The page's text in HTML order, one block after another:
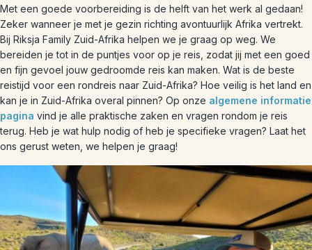
Met een goede voorbereiding is de helft van het werk al gedaan!
Zeker wanneer je met je gezin richting avontuurlijk Afrika vertrekt.
Bij Riksja Family Zuid-Afrika helpen we je graag op weg. We
bereiden je tot in de puntjes voor op je reis, zodat jij met een goed
en fijn gevoel jouw gedroomde reis kan maken. Wat is de beste
reistijd voor een rondreis naar Zuid-Afrika? Hoe veilig is het land en
kan je in Zuid-Afrika overal pinnen? Op onze algemene informatie
pagina vind je alle praktische zaken en vragen rondom je reis
terug. Heb je wat hulp nodig of heb je specifieke vragen? Laat het
ons gerust weten, we helpen je graag!